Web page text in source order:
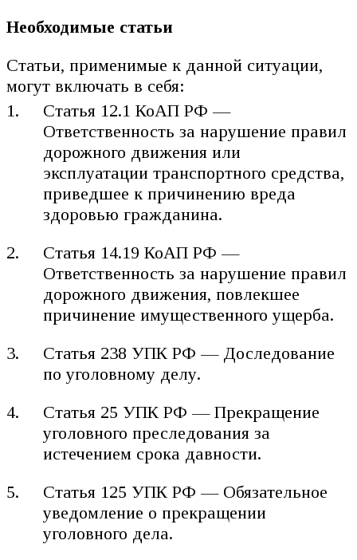
Необходимые статьи
Статьи, применимые к данной ситуации,
могут включать в себя:
Статья 12.1 КоАП РФ —
Ответственность за нарушение правил
дорожного движения или
эксплуатации транспортного средства,
приведшее к причинению вреда
здоровью гражданина.
Статья 14.19 КоАП РФ —
Ответственность за нарушение правил
дорожного движения, повлекшее
причинение имущественного ущерба.
Статья 238 УПК РФ — Доследование
по уголовному делу.
Статья 25 УПК РФ — Прекращение
уголовного преследования за
истечением срока давности.
Статья 125 УПК РФ — Обязательное
уведомление о прекращении
уголовного дела.